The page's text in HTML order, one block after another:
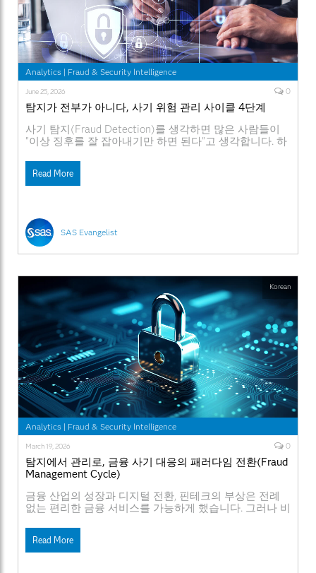
Analytics | Fraud & Security Intelligence
SAS Evangelist
June 25, 2026 0
탐지가 전부가 아니다, 사기 위험 관리 사이클 4단계
사기 탐지(Fraud Detection)를 생각하면 많은 사람들이
"이상 징후를 잘 잡아내기만 하면 된다"고 생각합니다. 하
Management Cycle)의 첫 단추에 불과합니다. 사기 탐지
는 일회성 이벤트가 아닙니다. 탐지에서 예방으로 이어지
는 유기적인 사이클입니다. 그래야 리스크를 최소화할 수
Read More
Analytics | Fraud & Security Intelligence
March 19, 2026 0
탐지에서 관리로, 금융 사기 대응의 패러다임 전환(Fraud
Management Cycle)
금융 산업의 성장과 디지털 전환, 핀테크의 부상은 전례
없는 편리한 금융 서비스를 가능하게 했습니다. 그러나 비
직화·지능화되고 있습니다. 최근에는 AI 기반 음성 합성,
딥페이크 등이 범죄에 악용되면서 개인의 경험만으로는
이상 징후를 식별하기 어려운 수준까지 진화했습니다. 더
Read More
Korean